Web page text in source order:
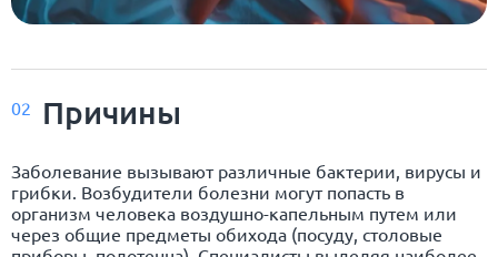
02 Причины
Заболевание вызывают различные бактерии, вирусы и
грибки. Возбудители болезни могут попасть в
организм человека воздушно-капельным путем или
через общие предметы обихода (посуду, столовые